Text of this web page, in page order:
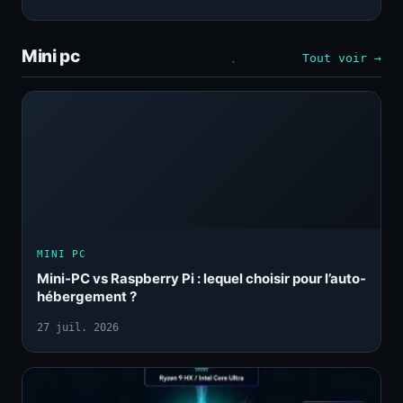
Mini pc Tout voir →
MINI PC
Mini-PC vs Raspberry Pi : lequel choisir pour l’auto-
hébergement ?
27 juil. 2026